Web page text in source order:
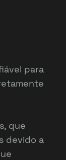
para
que
devido a